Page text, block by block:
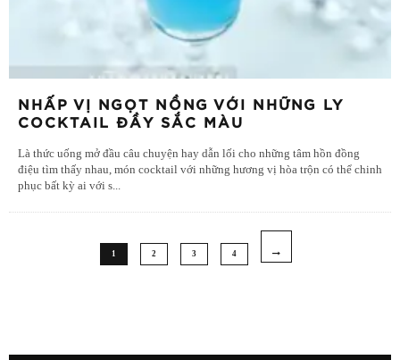
NHẤP VỊ NGỌT NỒNG VỚI NHỮNG LY
COCKTAIL ĐẦY SẮC MÀU
Là thức uống mở đầu câu chuyện hay dẫn lối cho những tâm hồn đồng
điệu tìm thấy nhau, món cocktail với những hương vị hòa trộn có thể chinh
phục bất kỳ ai với s
1 2 3 4